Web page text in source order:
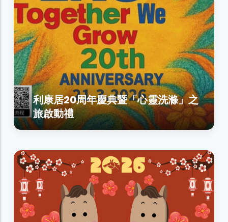
利康居20周年慶典暨「心靈洗滌」之
旅啟動禮